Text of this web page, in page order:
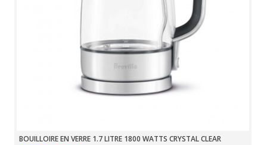
BOUILLOIRE EN VERRE 1.7 LITRE 1800 WATTS CRYSTAL CLEAR